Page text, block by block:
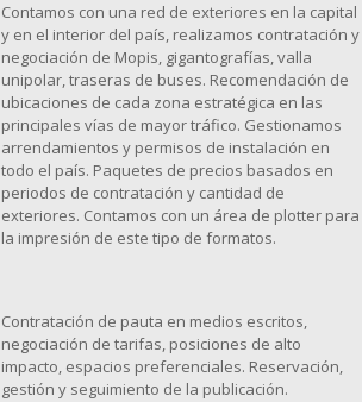
Contamos con una red de exteriores en la capital
y en el interior del país, realizamos contratación y
negociación de Mopis, gigantografías, valla
unipolar, traseras de buses. Recomendación de
ubicaciones de cada zona estratégica en las
principales vías de mayor tráfico. Gestionamos
arrendamientos y permisos de instalación en
todo el país. Paquetes de precios basados en
periodos de contratación y cantidad de
exteriores. Contamos con un área de plotter para
la impresión de este tipo de formatos.
Contratación de pauta en medios escritos,
negociación de tarifas, posiciones de alto
impacto, espacios preferenciales. Reservación,
gestión y seguimiento de la publicación.